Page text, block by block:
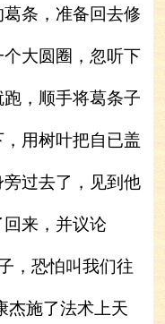
条，准备回去修
大圆圈，忽听下
，顺手将葛条子
用树叶把自已盖
过去了，见到他
来，并议论
，恐怕叫我们往
杰施了法术上天